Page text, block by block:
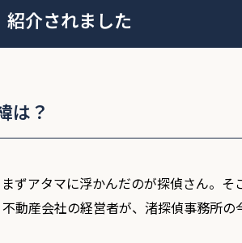
介されました
は？
ずアタマに浮かんだのが探偵さん。
動産会社の経営者が、渚探偵事務所の